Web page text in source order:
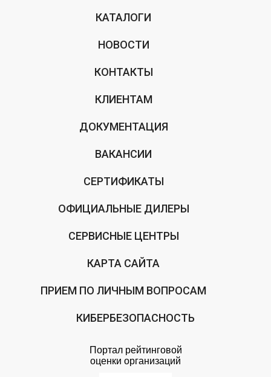
КАТАЛОГИ
НОВОСТИ
КОНТАКТЫ
КЛИЕНТАМ
ДОКУМЕНТАЦИЯ
ВАКАНСИИ
СЕРТИФИКАТЫ
ОФИЦИАЛЬНЫЕ ДИЛЕРЫ
СЕРВИСНЫЕ ЦЕНТРЫ
КАРТА САЙТА
ПРИЕМ ПО ЛИЧНЫМ ВОПРОСАМ
КИБЕРБЕЗОПАСНОСТЬ
Портал рейтинговой
оценки организаций